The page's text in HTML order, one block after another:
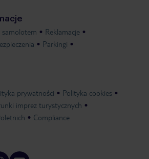
samolotem
Reklamacje
Parkingi
prywatności
Polityka cookies
imprez turystycznych
Compliance